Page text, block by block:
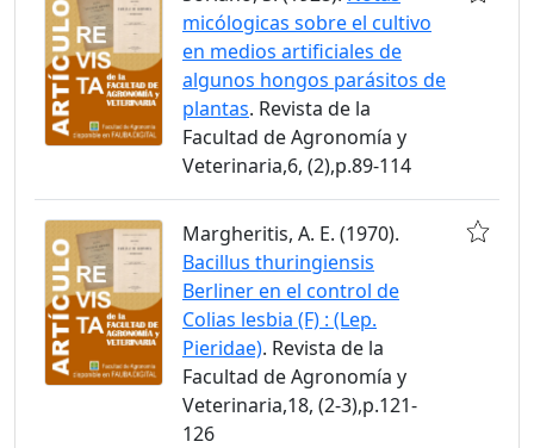
micólogicas sobre el cultivo
en medios artificiales de
algunos hongos parásitos de
plantas. Revista de la
Facultad de Agronomía y
Veterinaria,6, (2),p.89-114
Margheritis, A. E. (1970).
Bacillus thuringiensis
Berliner en el control de
Colias lesbia (F) : (Lep.
Pieridae). Revista de la
Facultad de Agronomía y
Veterinaria,18, (2-3),p.121-
126